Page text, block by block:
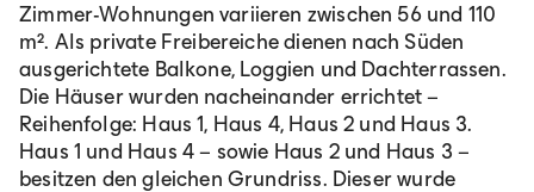
Zimmer-Wohnungen variieren zwischen 56 und 110
m². Als private Freibereiche dienen nach Süden
ausgerichtete Balkone, Loggien und Dachterrassen.
Die Häuser wurden nacheinander errichtet –
Reihenfolge: Haus 1, Haus 4, Haus 2 und Haus 3.
Haus 1 und Haus 4 – sowie Haus 2 und Haus 3 –
besitzen den gleichen Grundriss. Dieser wurde